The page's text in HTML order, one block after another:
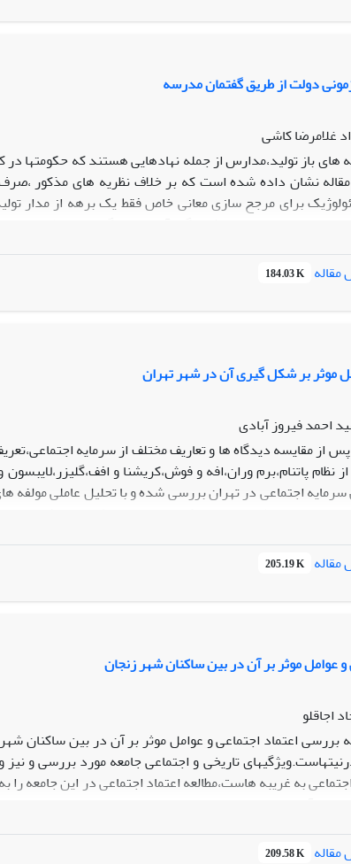
دولت از طریق گفتمان مدرسه
غلامرضا کاشی
باز تولید،مدارس از جمله نهادهایی هستند که حکومتها در
مقاله نشان داده شده است که بر خلاف نظریه های مذکور
برای مرجح سازی معانی خاص فقط یک برهه از مدار
متفاوت با خواست تولید کنندگان آن صورت گیرد.به علاوه،در
هستند که خانواده نیز نیز در روندی مشابه،ذهنیت دانش
مقاله 184.03 K
موثر بر شکل گیری آن در شهر تهران
احمد فیروز آبادی
از مقایسه دیدگاه ها و تعاریف مختلف از سرمایه
نظام پاتنام،برم وران،افه و فوش،کریشنا و
اجتماعی در تهران بررسی شده و با تحلیل عاملی مولفه
غیر رسمی(خیریه ای -مذهبی و همیارانه) تقلیل یافته اند
مقاله 205.19 K
عوامل موثر بر آن در بین ساکنان شهر زنجان
اجاقلو
بررسی اعتماد اجتماعی و عوامل موثر بر آن در بین ساکنان
تاریخی و اجتماعی جامعه مورد بررسی و
به غریبه هاست،مطالعه اعتماد اجتماعی در این جامعه
آن بدل ساخته است،متغیر وابسته در این تحقیق
و رفتار مبتنی بر اعتماد مورد سنجش قرار گرفته
جامع اعتماد اجتماعی علاوه بر سنجش متغیرهای اصلی
مقاله 209.58 K